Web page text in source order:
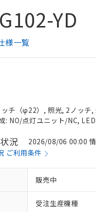
YD
様一覧
チ（φ22）, 照光, 2ノッチ
: NO/点灯ユニット/NC,
況
2026/08/06 00:00
ご利用条件
販売中
受注生産機種